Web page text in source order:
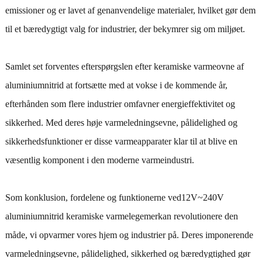
emissioner og er lavet af genanvendelige materialer, hvilket gør dem
til et bæredygtigt valg for industrier, der bekymrer sig om miljøet.
Samlet set forventes efterspørgslen efter keramiske varmeovne af
aluminiumnitrid at fortsætte med at vokse i de kommende år,
efterhånden som flere industrier omfavner energieffektivitet og
sikkerhed. Med deres høje varmeledningsevne, pålidelighed og
sikkerhedsfunktioner er disse varmeapparater klar til at blive en
væsentlig komponent i den moderne varmeindustri.
Som konklusion, fordelene og funktionerne ved12V~240V
aluminiumnitrid keramiske varmelegemerkan revolutionere den
måde, vi opvarmer vores hjem og industrier på. Deres imponerende
varmeledningsevne, pålidelighed, sikkerhed og bæredygtighed gør